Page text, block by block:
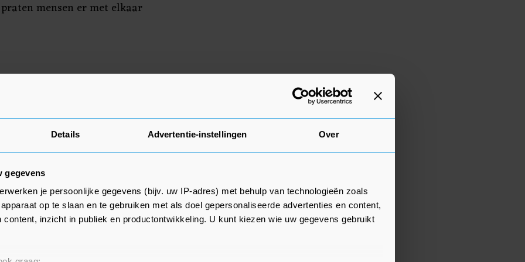
Details Advertentie-instellingen Over
gegevens
je persoonlijke gegevens (bijv. uw IP-adres) met behulp van technologieën zoals
op te slaan en te gebruiken met als doel gepersonaliseerde advertenties en content,
content, inzicht in publiek en productontwikkeling. U kunt kiezen wie uw gegevens gebruikt
mensen er met elkaar
uit dat leraren gaan staken
komt. Dat zou dan in de
gebeuren. "Dat is de periode
begint het tweede tijdvak
is het zomervakantie.
kunnen zijn om het
zegt Evers.
Rijk geld voor een
5 procent, lager dan de